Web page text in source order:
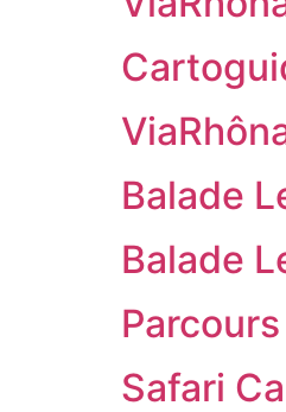
Balade
Balade
Safari